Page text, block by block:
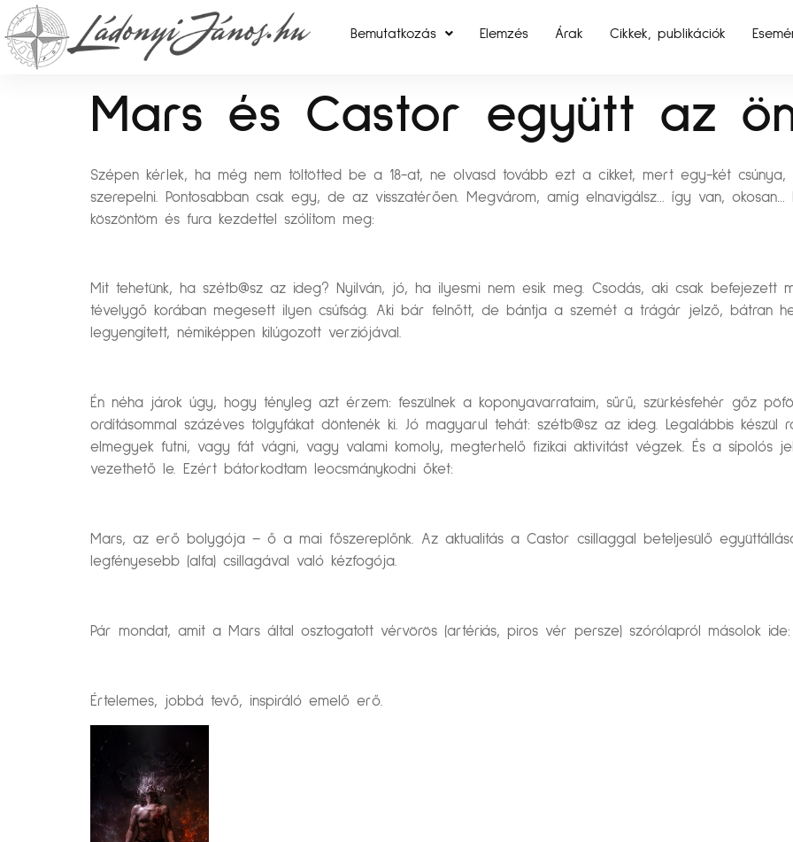
Bemutatkozás Elemzés Árak Cikkek, publikációk
Mars és Castor együtt az
Szépen kérlek, ha még nem töltötted be a 18-at, ne olvasd tovább ezt a cikket, mert egy-két
szerepelni. Pontosabban csak egy, de az visszatérően. Megvárom, amíg elnavigálsz… így van, okosan…
köszöntöm és fura kezdettel szólítom meg:
Mit tehetünk, ha szétb@sz az ideg? Nyilván, jó, ha ilyesmi nem esik meg. Csodás, aki csak befejezett
tévelygő korában megesett ilyen csúfság. Aki bár felnőtt, de bántja a szemét a trágár jelző, bátran
legyengített, némiképpen kilúgozott verziójával.
Én néha járok úgy, hogy tényleg azt érzem: feszülnek a koponyavarrataim, sűrű, szürkésfehér gőz
ordításommal százéves tölgyfákat döntenék ki. Jó magyarul tehát: szétb@sz az ideg. Legalábbis készül
elmegyek futni, vagy fát vágni, vagy valami komoly, megterhelő fizikai aktivitást végzek. És a sípolós
vezethető le. Ezért bátorkodtam leocsmánykodni őket:
Mars, az erő bolygója – ő a mai főszereplőnk. Az aktualitás a Castor csillaggal beteljesülő
legfényesebb (alfa) csillagával való kézfogója.
Pár mondat, amit a Mars által osztogatott vérvörös (artériás, piros vér persze) szórólapról másolok ide:
Értelemes, jobbá tevő, inspiráló emelő erő.